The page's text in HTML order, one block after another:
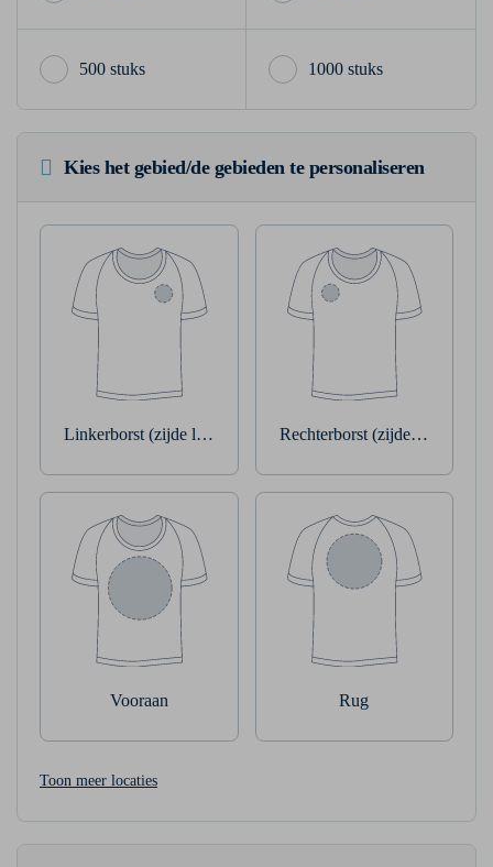
500 stuks 1000 stuks
Kies het gebied/de gebieden te personaliseren
Linkerborst (zijde linkerarm) Rechterborst (zijde
Vooraan Rug
Toon meer locaties